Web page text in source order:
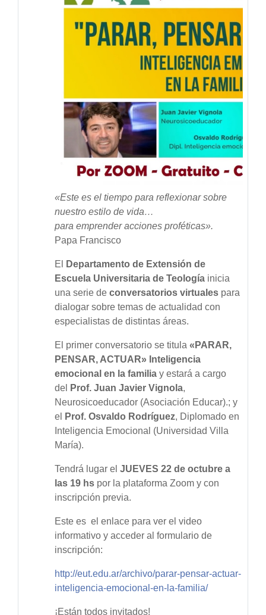
«Este es el tiempo para reflexionar sobre
nuestro estilo de vida…
para emprender acciones proféticas».
Papa Francisco
El
Departamento de Extensión de
Escuela Universitaria de Teología inicia
una serie de conversatorios virtuales para
dialogar sobre temas de actualidad con
especialistas de distintas áreas.
El primer conversatorio se titula «PARAR,
PENSAR, ACTUAR» Inteligencia
emocional en la familia y estará a cargo
del
Prof. Juan Javier Vignola,
Neurosicoeducador (Asociación Educar).; y
el
Prof. Osvaldo Rodríguez, Diplomado en
Inteligencia Emocional (Universidad Villa
María).
Tendrá lugar el JUEVES 22 de octubre a
las 19 hs por la plataforma Zoom y con
inscripción previa.
Este es el enlace para ver el video
informativo y acceder al formulario de
inscripción:
http://eut.edu.ar/archivo/parar-pensar-actuar-
inteligencia-emocional-en-la-familia/
¡Están todos invitados!